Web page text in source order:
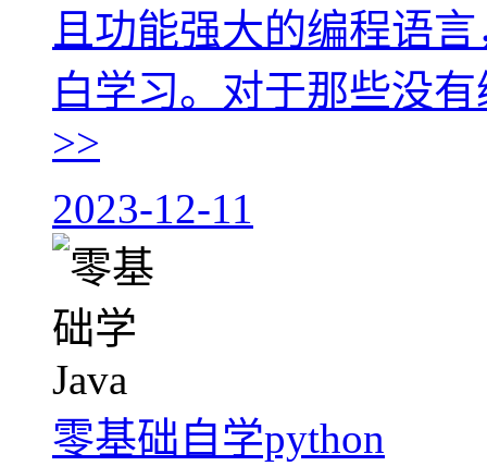
且功能强大的编程语
白学习。对于那些没
>>
2023-12-11
零基础自学python